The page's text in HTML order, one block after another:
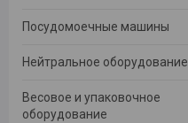
Посудомоечные машины
Нейтральное оборудование
Весовое и упаковочное
оборудование